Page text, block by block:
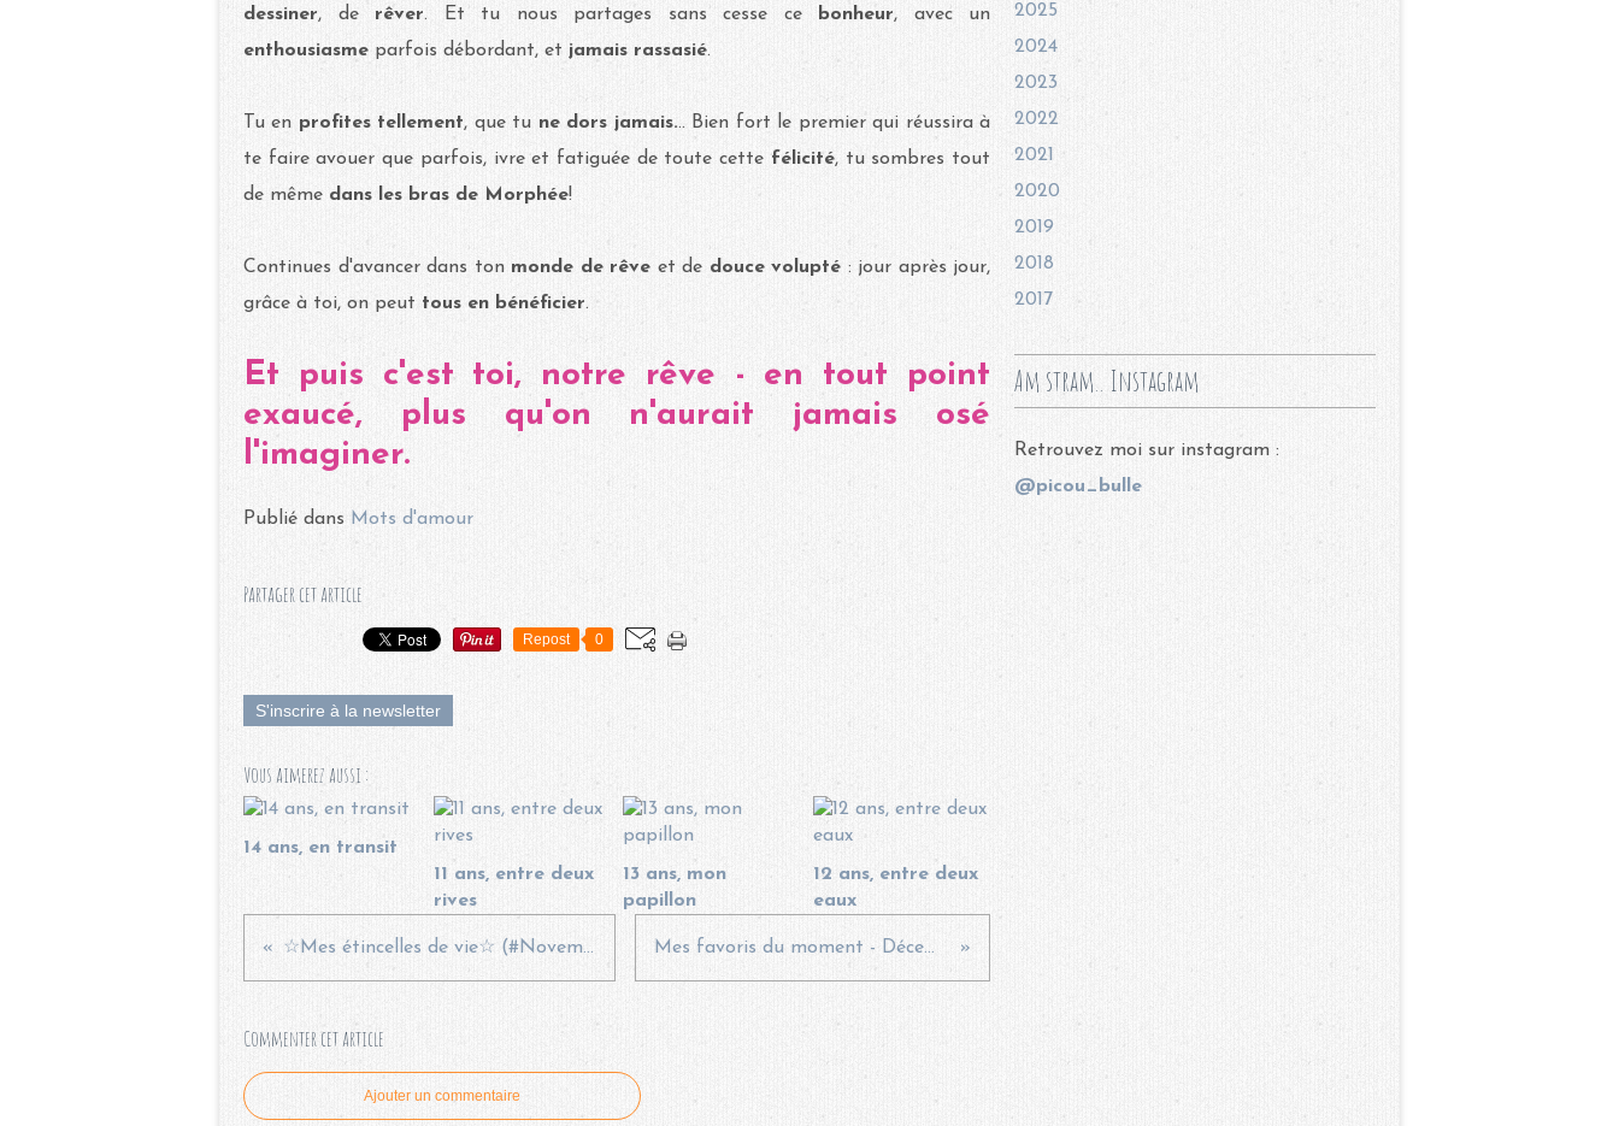
dessiner, de rêver. Et tu nous partages sans cesse ce bonheur, avec un
enthousiasme parfois débordant, et jamais rassasié.
Tu en profites tellement, que tu ne dors jamais... Bien fort le premier qui réussira à
te faire avouer que parfois, ivre et fatiguée de toute cette félicité, tu sombres tout
de même dans les bras de Morphée!
Continues d'avancer dans tonmonde de rêve et de douce volupté : jour après jour,
grâce à toi, on peut tous en bénéficier.
Et puis c'est toi, notre rêve - en tout point
exaucé, plus qu'on n'aurait jamais osé
l'imaginer.
Publié dans Mots d'amour
Partager cet article
Repost 0
S'inscrire à la newsletter
Vous aimerez aussi :
14 ans, en transit
11 ans, entre deux
rives
13 ans, mon
papillon
12 ans, entre deux
eaux
☆Mes étincelles de vie☆ (#Novembre 2025) Mes favoris du moment - Décembre 2025
Commenter cet article
Ajouter un commentaire
2025
2024
2023
2022
2021
2020
2019
2018
2017
Am stram.. Instagram
Retrouvez moi sur instagram :
@picou_bulle